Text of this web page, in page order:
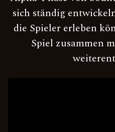
sich ständig
die Spieler erleben
Spiel zusammen